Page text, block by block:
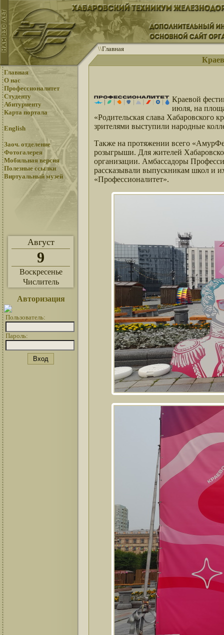
\\Главная
Главная
О нас
Профессионалитет
Студенту
Абитуриенту
Карта портала
English
Заоч. отделение
Фотогалерея
Мобильная версия
Полезные ссылки
Виртуальный музей
Август
9
Воскресенье
Числитель
Авторизация
Пользователь:
Пароль:
Краевой
июля, на
«Родительская слава Хабаровского
зрителями выступили народные
Также на протяжении всего
розыгрыши. Для жителей
организации. Амбассадоры
рассказывали выпускникам школ и
«Профессионалитет».